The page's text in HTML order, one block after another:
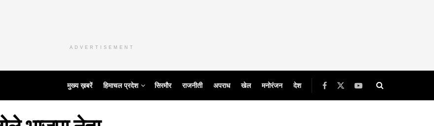
ADVERTISEMENT
मुख्य ख़बरें हिमाचल प्रदेश सिरमौर राजनीती अपराध खेल मनोरंजन देश